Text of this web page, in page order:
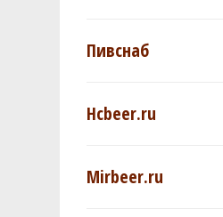
Пивснаб
Hcbeer.ru
Mirbeer.ru